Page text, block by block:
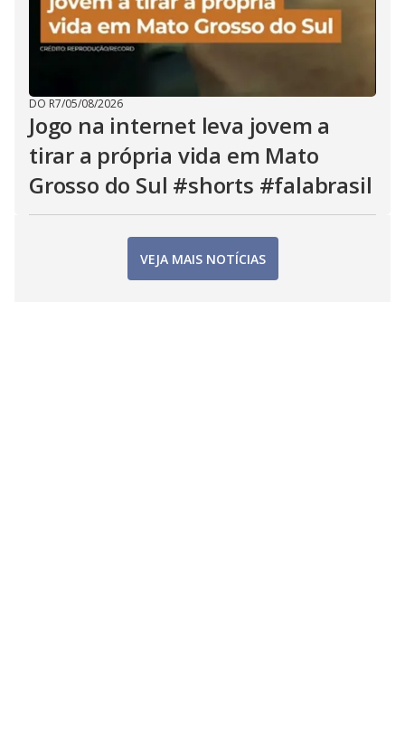
DO R7/05/08/2026
Jogo na internet leva jovem a
tirar a própria vida em Mato
Grosso do Sul #shorts #falabrasil
VEJA MAIS NOTÍCIAS